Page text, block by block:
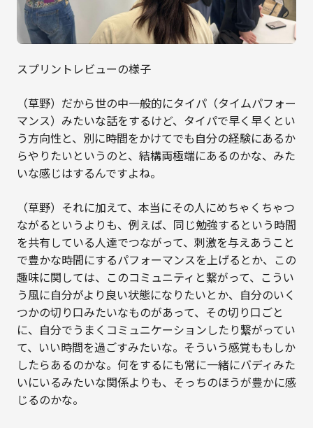
スプリントレビューの様子
（草野）だから世の中一般的にタイパ（タイムパフォー
マンス）みたいな話をするけど、タイパで早く早くとい
う方向性と、別に時間をかけてでも自分の経験にあるか
らやりたいというのと、結構両極端にあるのかな、みた
いな感じはするんですよね。
（草野）それに加えて、本当にその人にめちゃくちゃつ
ながるというよりも、例えば、同じ勉強するという時間
を共有している人達でつながって、刺激を与えあうこと
で豊かな時間にするパフォーマンスを上げるとか、この
趣味に関しては、このコミュニティと繋がって、こうい
う風に自分がより良い状態になりたいとか、自分のいく
つかの切り口みたいなものがあって、その切り口ごと
に、自分でうまくコミュニケーションしたり繋がってい
て、いい時間を過ごすみたいな。そういう感覚ももしか
したらあるのかな。何をするにも常に一緒にバディみた
いにいるみたいな関係よりも、そっちのほうが豊かに感
じるのかな。